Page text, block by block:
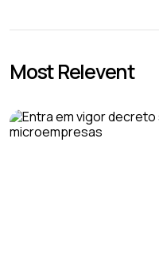
Most Relevent